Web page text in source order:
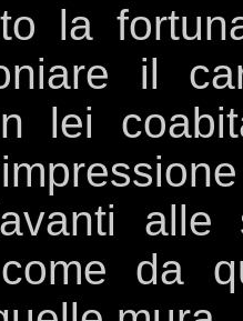
la
il
lei
come da